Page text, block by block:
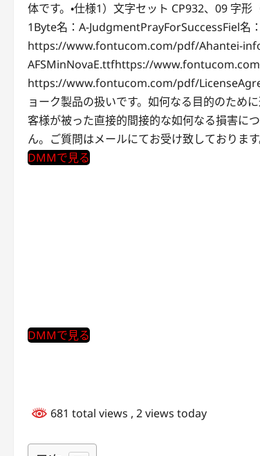
体です。・仕様1）文字セット CP932、09 字
1Byte名：A-JudgmentPrayForSuccessFiel名
https://www.fontucom.com/pdf/Ahantei-
AFSMinNovaE.ttfhttps://
https://www.fontucom.com/pdf/
ョーク製品の扱いです。如何なる目的のため
客様が被った直接的間接的な如何なる損害に
ん。ご質問はメールにてお受け致しております
DMMで見る
DMMで見る
681 total views , 2 views today